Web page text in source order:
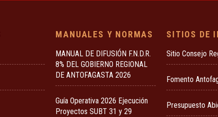
MANUALES Y NORMAS
MANUAL DE DIFUSIÓN F.N.D.R.
8% DEL GOBIERNO REGIONAL
DE ANTOFAGASTA 2026
Guía Operativa 2026 Ejecución
Proyectos SUBT 31 y 29
SITIOS DE
Sitio Consejo
Fomento
Presupuesto